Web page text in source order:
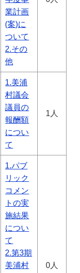
業計画
(案)に
ついて
2.その
他
1.美浦
村議会
議員の
報酬額
につい
て
1人
1.パブ
リック
コメン
トの実
施結果
につい
て
2.第3期
美浦村
0人